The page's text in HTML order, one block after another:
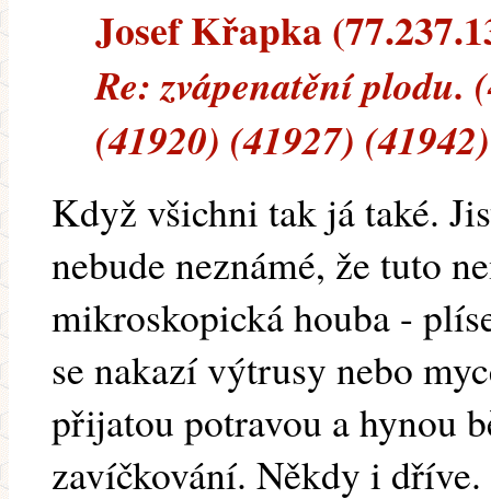
Josef Křapka
Re: zvápenatění plodu.
(41920) (41927)
Když všichni tak já také.
nebude neznámé, že tuto
mikroskopická houba -
se nakazí výtrusy nebo
přijatou potravou a hynou
zavíčkování. Někdy i